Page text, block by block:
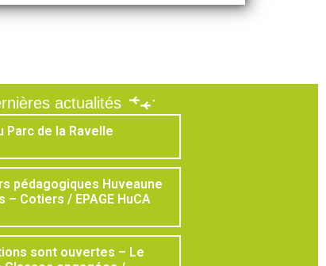
actualités
Parc de la Ravelle
pédagogiques Huveaune
– Cotiers / EPAGE HuCA
sont ouvertes – Le